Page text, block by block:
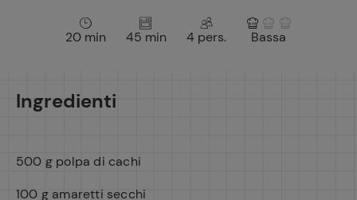
20 min 45 min 4 pers. Bassa
Ingredienti
500 g polpa di cachi
100 g amaretti secchi